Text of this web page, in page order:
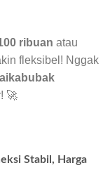
ribuan atau
fleksibel! Nggak
🚀
Stabil, Harga